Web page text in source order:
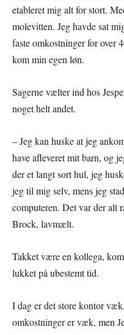
etableret mig alt for stort.
molevitten. Jeg havde sat
faste omkostninger for over
kom min egen løn.
Sagerne vælter ind hos
noget helt andet.
– Jeg kan huske at jeg
have afleveret mit barn, og
der et langt sort hul, jeg
jeg til mig selv, mens jeg
computeren. Det var der alt
Brock, lavmælt.
Takket være en kollega,
lukket på ubestemt tid.
I dag er det store kontor
omkostninger er væk, men